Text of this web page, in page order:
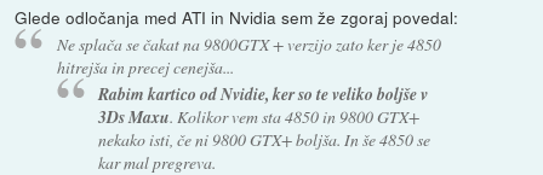
Glede odločanja med ATI in Nvidia sem že zgoraj povedal:
Ne splača se čakat na 9800GTX + verzijo zato ker je 4850
hitrejša in precej cenejša...
Rabim kartico od Nvidie, ker so te veliko boljše v
3Ds Maxu. Kolikor vem sta 4850 in 9800 GTX+
nekako isti, če ni 9800 GTX+ boljša. In še 4850 se
kar mal pregreva.